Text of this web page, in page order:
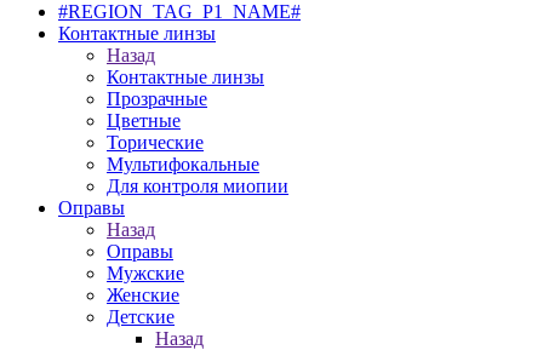
#REGION_TAG_P1_NAME#
Контактные линзы
Назад
Контактные линзы
Прозрачные
Цветные
Торические
Мультифокальные
Для контроля миопии
Оправы
Назад
Оправы
Мужские
Женские
Детские
Назад